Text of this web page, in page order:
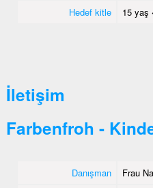
Hedef kitle
15 yaş
İletişim
Farbenfroh -
Danışman
Frau